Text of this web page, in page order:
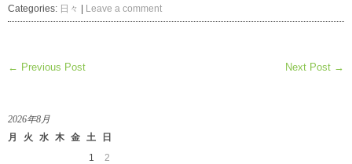
Categories: 日々 Leave a comment
← Previous Post Next Post →
2026年8月
月
火 水 木 金 土
日
1
2